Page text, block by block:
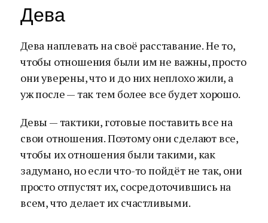
Дева
Дева наплевать на своё расставание. Не то,
чтобы отношения были им не важны, просто
они уверены, что и до них неплохо жили, а
уж после — так тем более все будет хорошо.
Девы — тактики, готовые поставить все на
свои отношения. Поэтому они сделают все,
чтобы их отношения были такими, как
задумано, но если что-то пойдёт не так, они
просто отпустят их, сосредоточившись на
всем, что делает их счастливыми.